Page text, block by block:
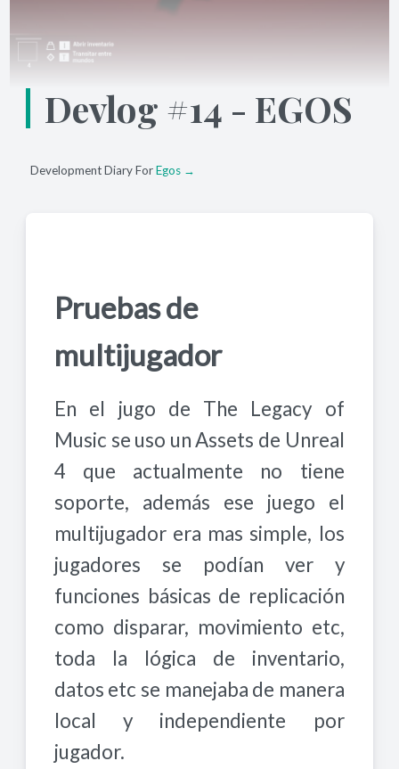
Devlog #14 - EGOS
Development Diary ForEgos →
Pruebas de
multijugador
En el jugo de The Legacy of
Music se uso un Assets de Unreal
4 que actualmente no tiene
soporte, además ese juego el
multijugador era mas simple, los
jugadores se podían ver y
funciones básicas de replicación
como disparar, movimiento etc,
toda la lógica de inventario,
datos etc se manejaba de manera
local y independiente por
jugador.